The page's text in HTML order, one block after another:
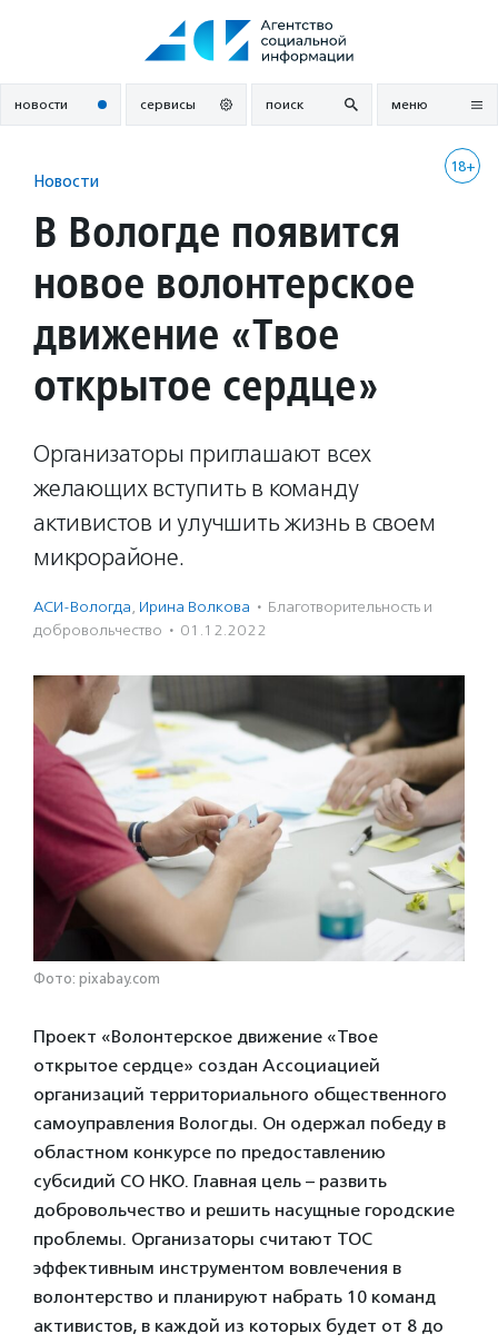
новости сервисы поиск меню
18+
Новости
В Вологде появится
новое волонтерское
движение «Твое
открытое сердце»
Организаторы приглашают всех
желающих вступить в команду
активистов и улучшить жизнь в своем
микрорайоне.
АСИ-Вологда, Ирина Волкова · Благотвори­тель­ность и
доброволь­чест­во · 01.12.2022
Фото: pixabay.com
Проект «Волонтерское движение «Твое
открытое сердце» создан Ассоциацией
организаций территориального общественного
самоуправления Вологды. Он одержал победу в
областном конкурсе по предоставлению
субсидий СО НКО. Главная цель – развить
добровольчество и решить насущные городские
проблемы. Организаторы считают ТОС
эффективным инструментом вовлечения в
волонтерство и планируют набрать 10 команд
активистов, в каждой из которых будет от 8 до